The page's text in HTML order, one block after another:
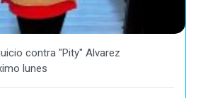
contra "Pity" Alvarez
lunes